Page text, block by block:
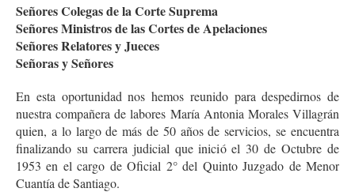
Señores Colegas de la Corte Suprema
Señores Ministros de las Cortes de Apelaciones
Señores Relatores y Jueces
Señoras y Señores
En esta oportunidad nos hemos reunido para despedirnos de
nuestra compañera de labores María Antonia Morales Villagrán
quien, a lo largo de más de 50 años de servicios, se encuentra
finalizando su carrera judicial que inició el 30 de Octubre de
1953 en el cargo de Oficial 2° del Quinto Juzgado de Menor
Cuantía de Santiago.